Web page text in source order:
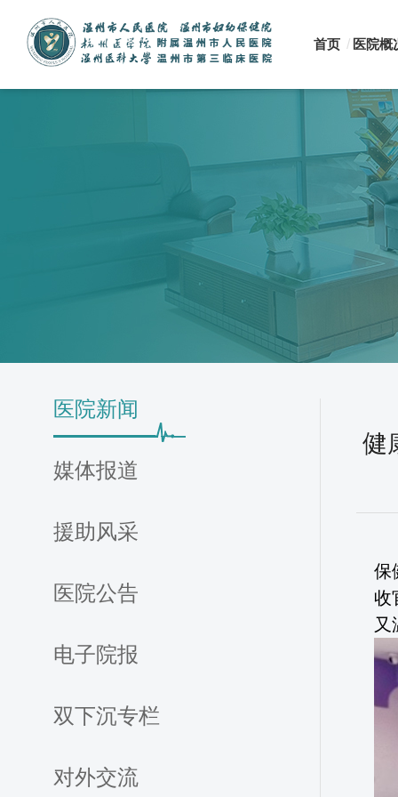
首页 医院概
医院新闻
媒体报道
援助风采
医院公告
电子院报
双下沉专栏
对外交流
健
保
收
又